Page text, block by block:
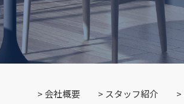
会社概要 スタッフ紹介